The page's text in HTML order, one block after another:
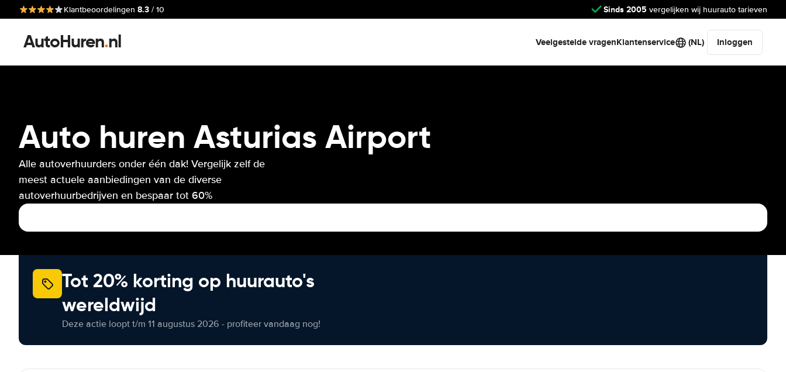
Klantbeoordelingen 8.3 / 10 Sinds 2005 vergelijken wij huurauto tarieven
AutoHuren.nl Veelgestelde vragenKlantenservice (NL) Inloggen
Auto huren Asturias Airport
Alle autoverhuurders onder één dak! Vergelijk zelf de
meest actuele aanbiedingen van de diverse
autoverhuurbedrijven en bespaar tot 60%
Tot 20% korting op huurauto's
wereldwijd
Deze actie loopt t/m 11 augustus 2026 - profiteer vandaag nog!